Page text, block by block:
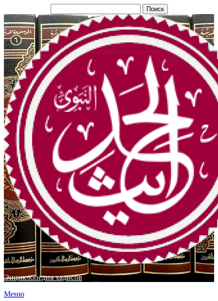
Энциклопедия хадисов
Перейти
Меню